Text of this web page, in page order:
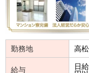
勤務地 高
給与
日